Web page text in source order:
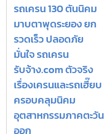
รถเครน 130 ตันนิคม
มาบตาพุดระยอง ยก
รวดเร็ว ปลอดภัย
มั่นใจ รถเครน
รับจ้าง.com ตัวจริง
เรื่องเครนและรถเฮี๊ยบ
ครอบคลุมนิคม
อุตสาหกรรมภาคตะวัน
ออก